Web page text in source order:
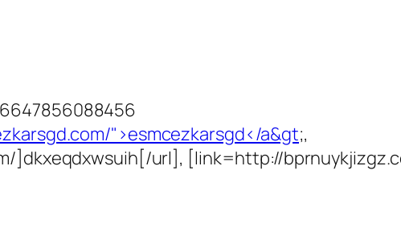
">esmcezkarsgd</a&gt;,
]dkxeqdxwsuih[/url], [link=http://